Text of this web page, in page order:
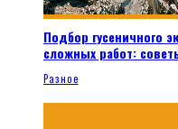
Подбор гусеничного
сложных работ:
Разное